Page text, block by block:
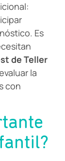
Es
de Teller
la
con